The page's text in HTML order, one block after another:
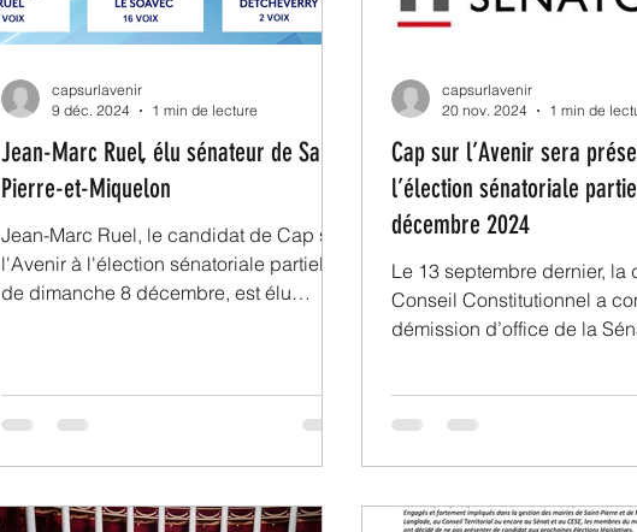
Jean-Marc Ruel, élu sénateur de Saint-
Pierre-et-Miquelon
Jean-Marc Ruel, le candidat de Cap sur
l'Avenir à l'élection sénatoriale partielle
de dimanche 8 décembre, est élu
capsurlavenir
9 déc. 2024
1 min de lecture
Cap sur l’Avenir sera
l’élection sénatoriale
décembre 2024
Le 13 septembre dernier, la
Conseil Constitutionnel a
démission d’office de la
capsurlavenir
20 nov. 2024
1 min de